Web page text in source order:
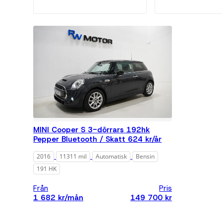
MINI Cooper S 3-dörrars 192hk
Pepper Bluetooth / Skatt 624 kr/år
2016 11311 mil Automatisk
Bensin
191 HK
Från
1 682 kr/mån
Pris
149 700 kr